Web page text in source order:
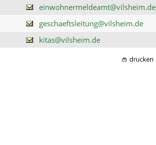
einwohnermeldeamt@vilsheim.de
geschaeftsleitung@vilsheim.de
kitas@vilsheim.de
drucken